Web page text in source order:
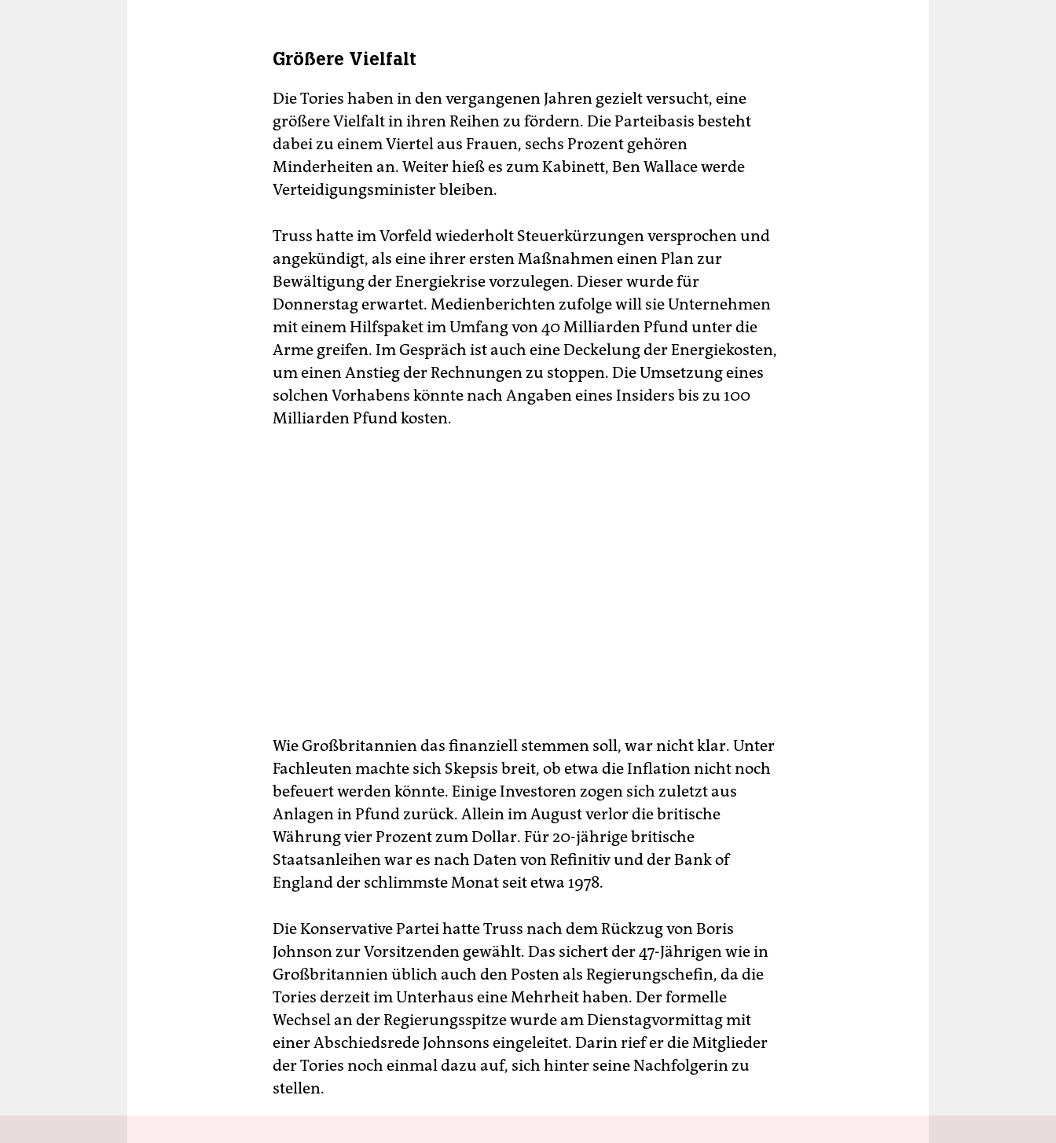
Größere Vielfalt
Die Tories haben in den vergangenen Jahren gezielt versucht, eine
größere Vielfalt in ihren Reihen zu fördern. Die Parteibasis besteht
dabei zu einem Viertel aus Frauen, sechs Prozent gehören
Minderheiten an. Weiter hieß es zum Kabinett, Ben Wallace werde
Verteidigungsminister bleiben.
Truss hatte im Vorfeld wiederholt Steuerkürzungen versprochen und
angekündigt, als eine ihrer ersten Maßnahmen einen Plan zur
Bewältigung der Energiekrise vorzulegen. Dieser wurde für
Donnerstag erwartet. Medienberichten zufolge will sie Unternehmen
mit einem Hilfspaket im Umfang von 40 Milliarden Pfund unter die
Arme greifen. Im Gespräch ist auch eine Deckelung der Energiekosten,
um einen Anstieg der Rechnungen zu stoppen. Die Umsetzung eines
solchen Vorhabens könnte nach Angaben eines Insiders bis zu 100
Milliarden Pfund kosten.
Wie Großbritannien das finanziell stemmen soll, war nicht klar. Unter
Fachleuten machte sich Skepsis breit, ob etwa die Inflation nicht noch
befeuert werden könnte. Einige Investoren zogen sich zuletzt aus
Anlagen in Pfund zurück. Allein im August verlor die britische
Währung vier Prozent zum Dollar. Für 20-jährige britische
Staatsanleihen war es nach Daten von Refinitiv und der Bank of
England der schlimmste Monat seit etwa 1978.
Die Konservative Partei hatte Truss nach dem Rückzug von Boris
Johnson zur Vorsitzenden gewählt. Das sichert der 47-Jährigen wie in
Großbritannien üblich auch den Posten als Regierungschefin, da die
Tories derzeit im Unterhaus eine Mehrheit haben. Der formelle
Wechsel an der Regierungsspitze wurde am Dienstagvormittag mit
einer Abschiedsrede Johnsons eingeleitet. Darin rief er die Mitglieder
der Tories noch einmal dazu auf, sich hinter seine Nachfolgerin zu
stellen.